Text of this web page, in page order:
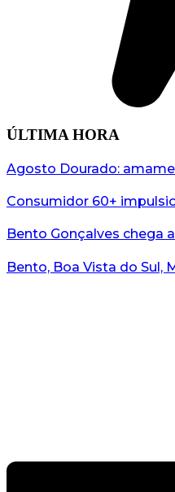
ÚLTIMA HORA
Bento Gonçalves chega